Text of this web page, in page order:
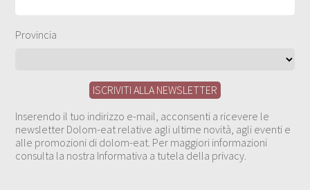
Provincia
Inserendo il tuo indirizzo e-mail, acconsenti a ricevere le
newsletter Dolom-eat relative agli ultime novità, agli eventi e
alle promozioni di dolom-eat. Per maggiori informazioni
consulta la nostra Informativa a tutela della privacy.